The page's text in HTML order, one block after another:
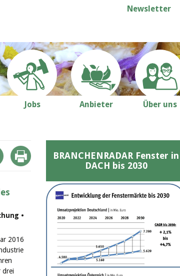
Newsletter
Jobs Anbieter Über uns
•
2016
drei
BRANCHENRADAR Fenster in
DACH bis 2030